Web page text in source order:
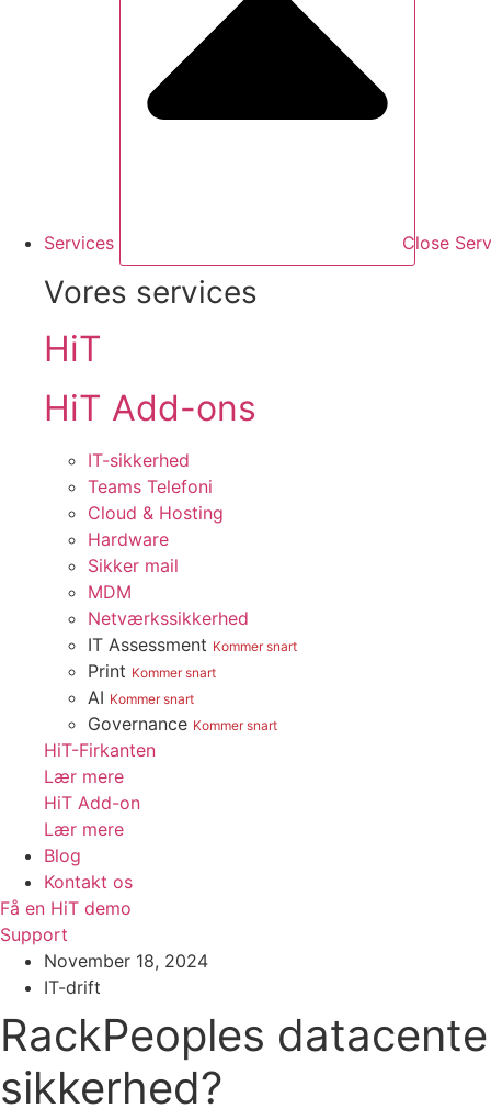
Services Close
Vores services
HiT
HiT Add-ons
IT-sikkerhed
Teams Telefoni
Cloud & Hosting
Hardware
Sikker mail
MDM
Netværkssikkerhed
IT Assessment Kommer snart
Print Kommer snart
AI Kommer snart
Governance Kommer snart
HiT-Firkanten
Lær mere
HiT Add-on
Lær mere
Blog
Kontakt os
Få en HiT demo
Support
November 18, 2024
IT-drift
RackPeoples
sikkerhed?